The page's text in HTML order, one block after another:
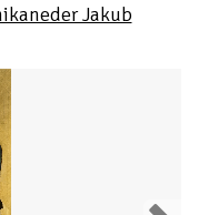
Jakub